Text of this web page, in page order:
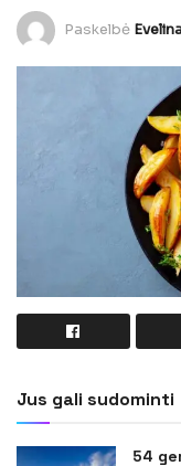
Paskelbė
Jus gali sudominti
54